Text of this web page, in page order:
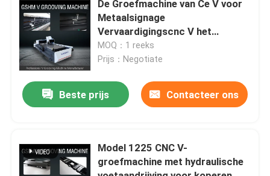
Kwaliteitscontrole
Verzoek om een Citaat
Hoge snelheid V het Groeven Machine
Automatisch V die Machine groeven
De Groefmachine van Ce V voor
Metaalsignage
Vervaardigingscnc V het
Groeven Machine
MOQ：1 reeks
Prijs：Negotiate
Beste prijs Contacteer ons
Model 1225 CNC V-
groefmachine met hydraulische